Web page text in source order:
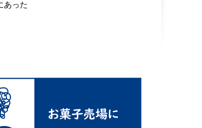
あった